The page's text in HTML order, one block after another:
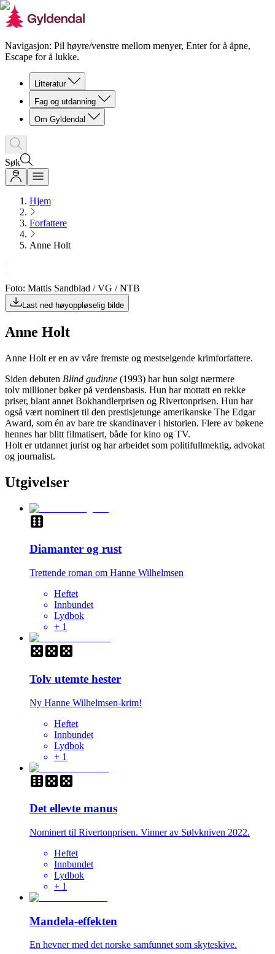
Navigasjon: Pil høyre/venstre mellom menyer, Enter for å åpne,
Escape for å lukke.
Litteratur
Fag og utdanning
Om Gyldendal
Søk
Hjem
Forfattere
Anne Holt
Foto: Mattis Sandblad / VG / NTB
Last ned høyoppløselig bilde
Anne Holt
Anne Holt er en av våre fremste og mestselgende krimforfattere.
Siden debuten Blind gudinne (1993) har hun solgt nærmere
tolv millioner bøker på verdensbasis. Hun har mottatt en rekke
priser, blant annet Bokhandlerprisen og Rivertonprisen. Hun har
også vært nominert til den prestisjetunge amerikanske The Edgar
Award, som én av bare tre skandinaver i historien. Flere av bøkene
hennes har blitt filmatisert, både for kino og TV.
Holt er utdannet jurist og har arbeidet som politifullmektig, advokat
og journalist.
Utgivelser
Diamanter og rust
Trettende roman om Hanne Wilhelmsen
Heftet
Innbundet
Lydbok
+ 1
Tolv utemte hester
Ny Hanne Wilhelmsen-krim!
Heftet
Innbundet
Lydbok
+ 1
Det ellevte manus
Nominert til Rivertonprisen. Vinner av Sølvkniven 2022.
Heftet
Innbundet
Lydbok
+ 1
Mandela-effekten
En hevner med det norske samfunnet som skyteskive.